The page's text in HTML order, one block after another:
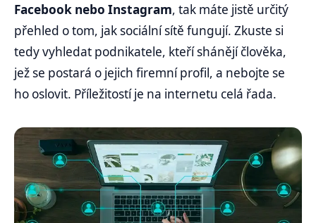
Facebook nebo Instagram, tak máte jistě určitý
přehled o tom, jak sociální sítě fungují. Zkuste si
tedy vyhledat podnikatele, kteří shánějí člověka,
jež se postará o jejich firemní profil, a nebojte se
ho oslovit. Příležitostí je na internetu celá řada.